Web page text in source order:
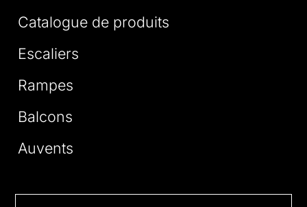
Catalogue de produits
Escaliers
Rampes
Balcons
Auvents